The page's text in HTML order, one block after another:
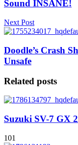
Sound INSANE!
Next Post
Doodle’s Crash
Unsafe
Related posts
Suzuki SV-7 GX
101